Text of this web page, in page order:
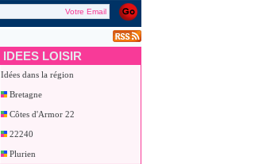
IDEES LOISIR
Idées dans la région
Bretagne
Côtes d'Armor 22
22240
Plurien